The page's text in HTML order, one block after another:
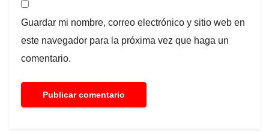
Guardar mi nombre, correo electrónico y sitio web en
este navegador para la próxima vez que haga un
comentario.